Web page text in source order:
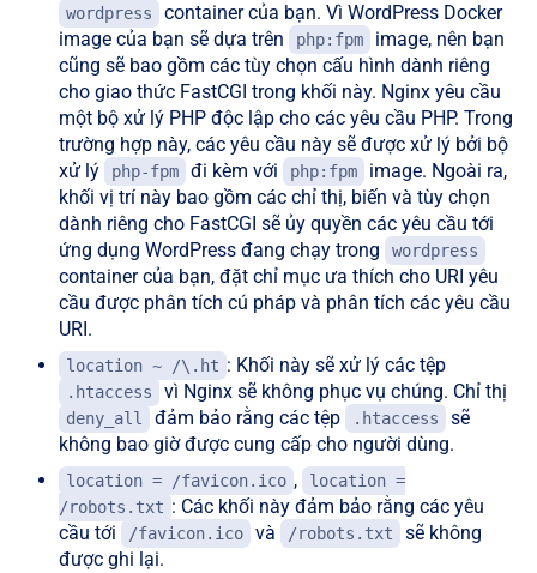
wordpress
container của bạn. Vì WordPress Docker
image của bạn sẽ dựa trên
php:fpm
image, nên bạn
cũng sẽ bao gồm các tùy chọn cấu hình dành riêng
cho giao thức FastCGI trong khối này. Nginx yêu cầu
một bộ xử lý PHP độc lập cho các yêu cầu PHP. Trong
trường hợp này, các yêu cầu này sẽ được xử lý bởi bộ
xử lý
php-fpm đi kèm với php:fpm
image. Ngoài ra,
khối vị trí này bao gồm các chỉ thị, biến và tùy chọn
dành riêng cho FastCGI sẽ ủy quyền các yêu cầu tới
ứng dụng WordPress đang chạy trong
wordpress
container của bạn, đặt chỉ mục ưa thích cho URI yêu
cầu được phân tích cú pháp và phân tích các yêu cầu
URI.
location ~ /\.ht : Khối này sẽ xử lý các tệp
.htaccess vì Nginx sẽ không phục vụ chúng. Chỉ thị
deny_all đảm bảo rằng các tệp .htaccess
sẽ
không bao giờ được cung cấp cho người dùng.
location = /favicon.ico ,
location =
/robots.txt : Các khối này đảm bảo rằng các yêu
cầu tới
/favicon.ico và /robots.txt
sẽ không
được ghi lại.